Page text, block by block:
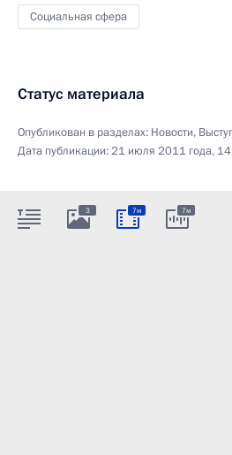
Социальная сфера
Статус материала
Опубликован в разделах: Новости,
Дата публикации:21 июля 2011 года,
3 7м 7м